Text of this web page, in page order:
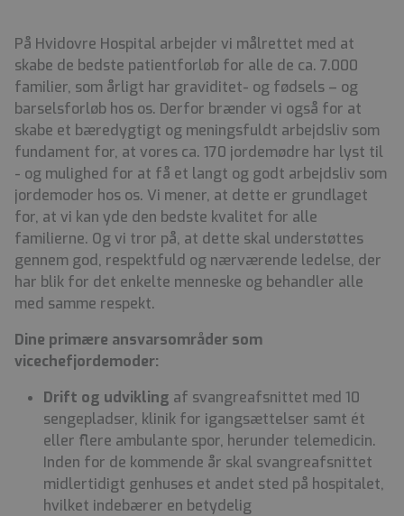
På Hvidovre Hospital arbejder vi målrettet med at
skabe de bedste patientforløb for alle de ca. 7.000
familier, som årligt har graviditet- og fødsels – og
barselsforløb hos os. Derfor brænder vi også for at
skabe et bæredygtigt og meningsfuldt arbejdsliv som
fundament for, at vores ca. 170 jordemødre har lyst til
- og mulighed for at få et langt og godt arbejdsliv som
jordemoder hos os. Vi mener, at dette er grundlaget
for, at vi kan yde den bedste kvalitet for alle
familierne. Og vi tror på, at dette skal understøttes
gennem god, respektfuld og nærværende ledelse, der
har blik for det enkelte menneske og behandler alle
med samme respekt.
Dine primære ansvarsområder som
vicechefjordemoder:
Drift og udvikling af svangreafsnittet med 10
sengepladser, klinik for igangsættelser samt ét
eller flere ambulante spor, herunder telemedicin.
Inden for de kommende år skal svangreafsnittet
midlertidigt genhuses et andet sted på hospitalet,
hvilket indebærer en betydelig